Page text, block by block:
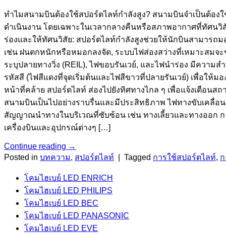
ทำไมสนามบินต้องใช้สปอร์ตไลท์กำลังสูง? สนามบินจำเป็นต้อง
ดำเนินงาน โดยเฉพาะในเวลากลางคืนหรือสภาพอากาศที่ทัศน
ร่องและให้ทัศนวิสัย: สปอร์ตไลท์กำลังสูงช่วยให้นักบินสามารถ
เช่น ฝนตกหนักหรือหมอกลงจัด, ระบบไฟส่องสว่างที่เหมาะสม
ระบุปลายทางวิ่ง (REIL), ไฟขอบรันเวย์, และไฟนำร่อง มีความ
รหัสสี (ไฟสีแดงที่จุดเริ่มต้นและไฟสีขาวที่ปลายรันเวย์) เพื่อให้
หน้าที่คล้าย สปอร์ตไลท์ ส่องไปยังทิศทางไกล ๆ เพื่อแจ้งเตือน
สนามบินเป็นไปอย่างราบรื่นและมีประสิทธิภาพ ไฟทางขับเคลื่อ
สัญญาณนำทางในบริเวณที่ซับซ้อน เช่น ทางเลี้ยวและทางออก
เครื่องบินและอุปกรณ์ต่างๆ […]
Continue reading →
Posted in บทความ, สปอร์ตไลท์ Tagged การใช้สปอร์ตไลท์,
โคมไฮเบย์ LED ENRICH
โคมไฮเบย์ LED PHILIPS
โคมไฮเบย์ LED BEC
โคมไฮเบย์ LED PANASONIC
โคมไฮเบย์ LED EVE